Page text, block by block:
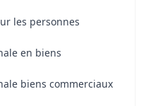
les personnes
en biens
biens commerciaux